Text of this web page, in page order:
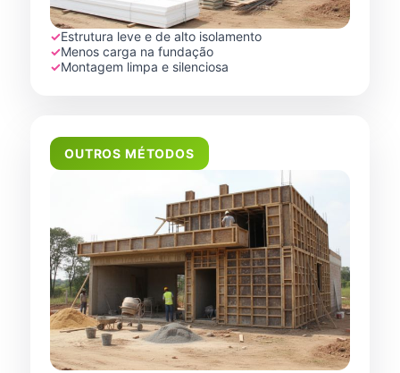
✓Estrutura leve e de alto isolamento
✓Menos carga na fundação
✓Montagem limpa e silenciosa
OUTROS MÉTODOS